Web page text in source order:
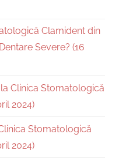
Clamident din
Severe? (16
Clinica Stomatologică
2024)
Stomatologică
2024)